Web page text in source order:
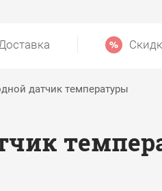
датчик температуры